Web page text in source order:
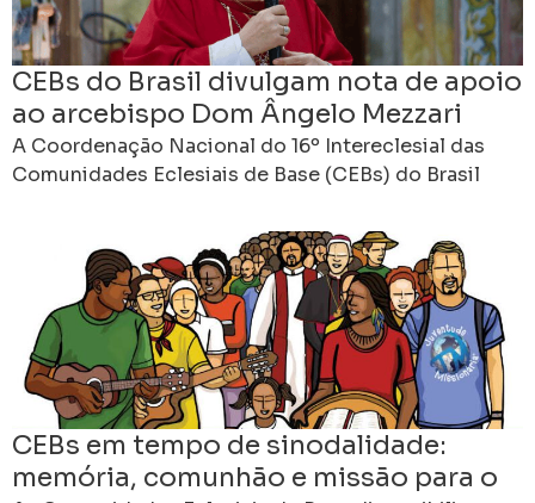
CEBs do Brasil divulgam nota de apoio
ao arcebispo Dom Ângelo Mezzari
A Coordenação Nacional do 16º Intereclesial das
Comunidades Eclesiais de Base (CEBs) do Brasil
CEBs em tempo de sinodalidade:
memória, comunhão e missão para o